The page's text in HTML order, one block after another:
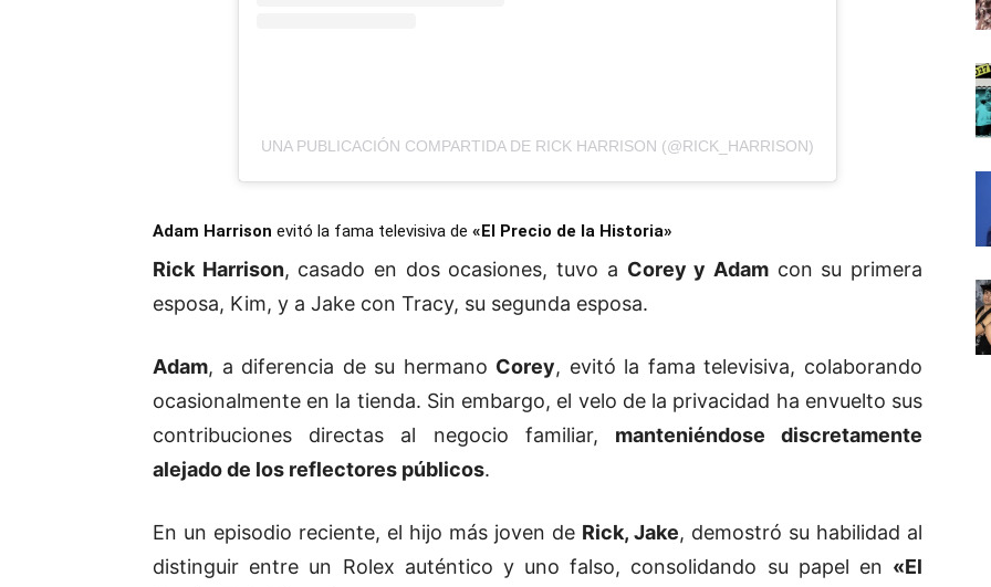
UNA PUBLICACIÓN COMPARTIDA DE RICK HARRISON (@RICK_HARRISON)
Adam Harrison evitó la fama televisiva de «El Precio de la Historia»
Rick Harrison, casado en dos ocasiones, tuvo a Corey y Adamcon su primera
esposa, Kim, y a Jake con Tracy, su segunda esposa.
Adam, a diferencia de su hermano Corey, evitó la fama televisiva, colaborando
ocasionalmente en la tienda. Sin embargo, el velo de la privacidad ha envuelto sus
contribuciones directas al negocio familiar, manteniéndose discretamente
alejado de los reflectores públicos.
En un episodio reciente, el hijo más joven de Rick, Jake, demostró su habilidad al
distinguir entre un Rolex auténtico y uno falso, consolidando su papel en «El